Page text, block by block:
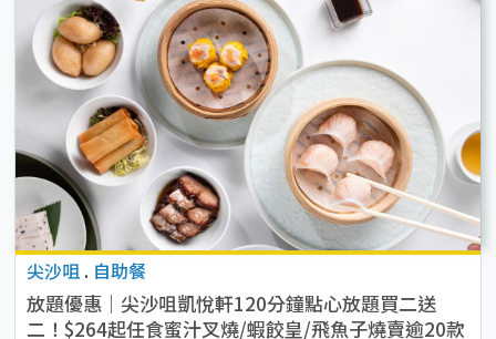
尖沙咀 . 自助餐
放題優惠｜尖沙咀凱悅軒120分鐘點心放題買二送
二！$264起任食蜜汁叉燒/蝦餃皇/飛魚子燒賣逾20款